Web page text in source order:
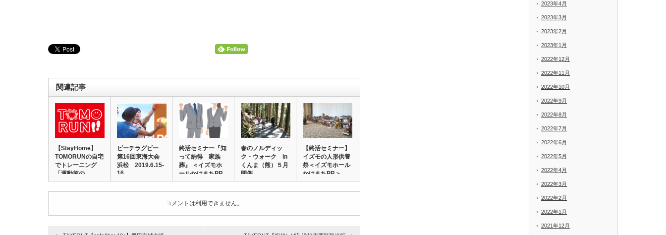
関連記事
【StayHome】
TOMORUNの自宅
でトレーニング
「運動前の…
ビーチラグビー
第16回東海大会
浜松 2019.6.15-
16…
終活セミナー『知
って納得 家族
葬』 ＜イズモホ
ールかけまちPR
＞…
春のノルディッ
ク・ウォーク in
くんま（熊）５月
開催
【終活セミナー】
イズモの人形供養
祭＜イズモホール
かけまちPR＞
コメントは利用できません。
2023年4月
2023年3月
2023年2月
2023年1月
2022年12月
2022年11月
2022年10月
2022年9月
2022年8月
2022年7月
2022年6月
2022年5月
2022年4月
2022年3月
2022年2月
2022年1月
2021年12月